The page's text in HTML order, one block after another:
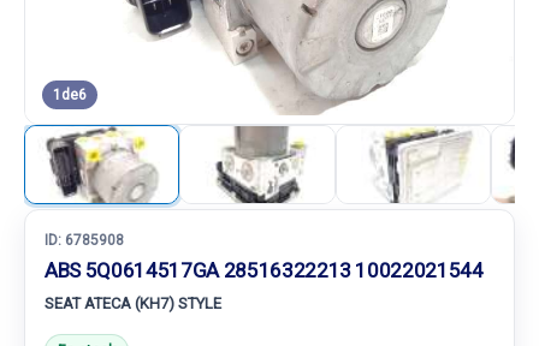
1 de6
ID: 6785908
ABS 5Q0614517GA 28516322213 10022021544
SEAT ATECA (KH7) STYLE